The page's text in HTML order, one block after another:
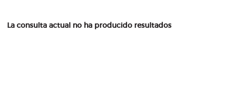
La consulta actual no ha producido resultados